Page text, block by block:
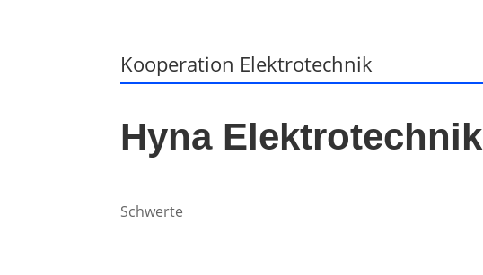
Kooperation Elektrotechnik
Hyna Elektrotechnik
Schwerte